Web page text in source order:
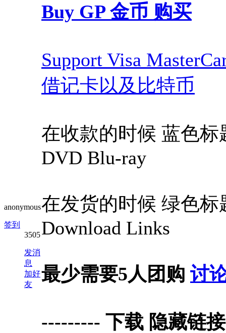
anonymous
签到
3505
发消
息
加好
友
Buy GP 金币 购买
Support Visa
借记卡以及比特币
在收款的时候 蓝色标
DVD Blu-ray
在发货的时候 绿色标
Download Links
最少需要5人团购 讨
--------- 下载 隐藏链